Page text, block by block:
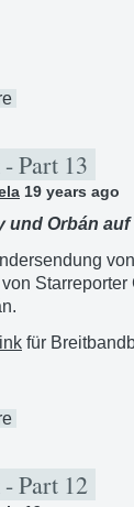
Part 13
19 years ago
und Orbán auf
für
Part 12